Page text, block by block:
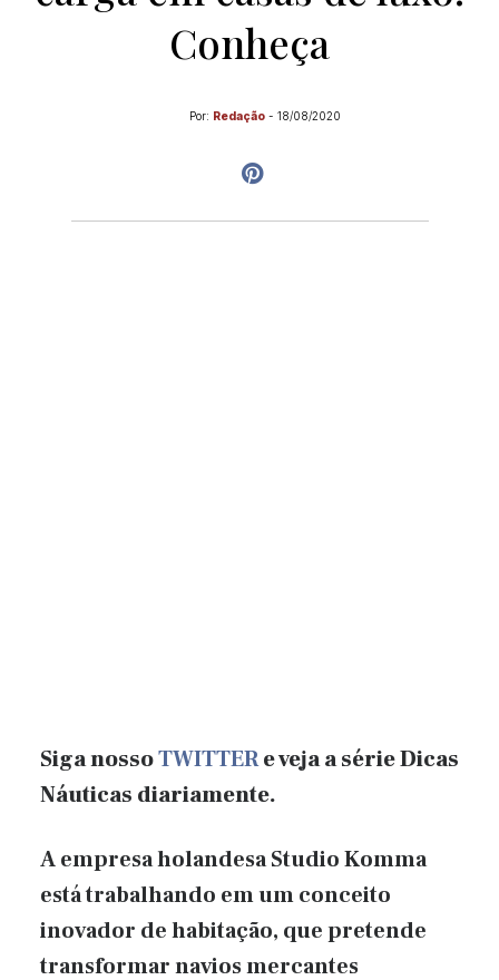
Conheça
Por: Redação - 18/08/2020
Siga nossoTWITTERe veja a série Dicas
Náuticas diariamente.
A empresa holandesa Studio Komma
está trabalhando em um conceito
inovador de habitação, que pretende
transformar navios mercantes